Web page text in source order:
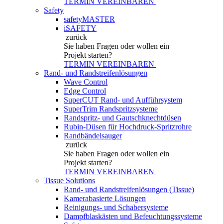
Safety
safetyMASTER
iSAFETY
zurück
Sie haben Fragen oder wollen ein
Projekt starten?
TERMIN VEREINBAREN
Rand- und Randstreifenlösungen
Wave Control
Edge Control
SuperCUT Rand- und Aufführsystem
SuperTrim Randspritzsysteme
Randspritz- und Gautschknechtdüsen
Rubin-Düsen für Hochdruck-Spritzrohre
Randbändelsauger
zurück
Sie haben Fragen oder wollen ein
Projekt starten?
TERMIN VEREINBAREN
Tissue Solutions
Rand- und Randstreifenlösungen (Tissue)
Kamerabasierte Lösungen
Reinigungs- und Schabersysteme
Dampfblaskästen und Befeuchtungssysteme